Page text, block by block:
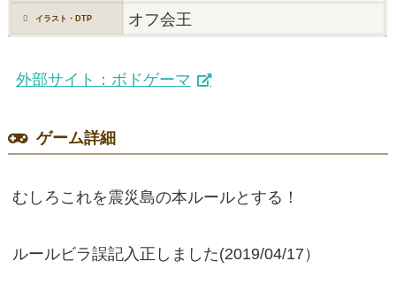
イラスト・DTP オフ会王
外部サイト：ボドゲーマ
ゲーム詳細
むしろこれを震災島の本ルールとする！
ルールビラ誤記入正しました(2019/04/17）